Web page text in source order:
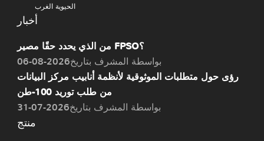
الحيوية الغرب
أخبار
من الذي يحدد حقًا مصير FPSO؟
بواسطة المشرف بتاريخ2026-08-06
رؤى حول متطلبات الموثوقية لأنظمة أنابيب مركز البيانات
من طلب توريد 100-طن
بواسطة المشرف بتاريخ2026-07-31
منتج